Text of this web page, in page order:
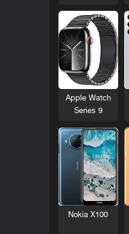
Apple Watch
Series 9
Nokia X100